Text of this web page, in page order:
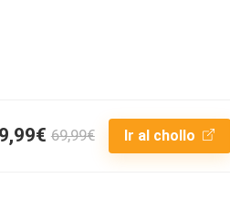
69,99€ Ir al chollo